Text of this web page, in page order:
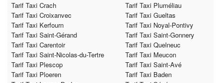
Tarif Taxi Crach
Tarif Taxi Pluméliau
Tarif Taxi Croixanvec
Tarif Taxi Gueltas
Tarif Taxi Kerfourn
Tarif Taxi Noyal-Pontivy
Tarif Taxi Saint-Gérand
Tarif Taxi Saint-Gonnery
Tarif Taxi Carentoir
Tarif Taxi Quelneuc
Tarif Taxi Saint-Nicolas-du-Tertre
Tarif Taxi Meucon
Tarif Taxi Plescop
Tarif Taxi Saint-Avé
Tarif Taxi Ploeren
Tarif Taxi Baden